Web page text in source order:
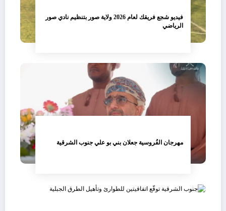
فيديو شجع فريقك لعام 2026 ولاية صور بتنظيم نادي صور
الرياضي
مهرجان الفُروسية جعلان بني بو علي جنوب الشرقية